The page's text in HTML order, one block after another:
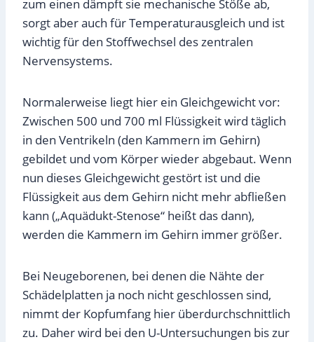
zum einen dämpft sie mechanische Stöße ab,
sorgt aber auch für Temperaturausgleich und ist
wichtig für den Stoffwechsel des zentralen
Nervensystems.
Normalerweise liegt hier ein Gleichgewicht vor:
Zwischen 500 und 700 ml Flüssigkeit wird täglich
in den Ventrikeln (den Kammern im Gehirn)
gebildet und vom Körper wieder abgebaut. Wenn
nun dieses Gleichgewicht gestört ist und die
Flüssigkeit aus dem Gehirn nicht mehr abfließen
kann („Aquädukt-Stenose“ heißt das dann),
werden die Kammern im Gehirn immer größer.
Bei Neugeborenen, bei denen die Nähte der
Schädelplatten ja noch nicht geschlossen sind,
nimmt der Kopfumfang hier überdurchschnittlich
zu. Daher wird bei den U-Untersuchungen bis zur